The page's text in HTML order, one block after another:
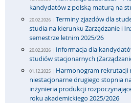
kandydatów z polską maturą na
20.02.2026 | Terminy zjazdów dla
studia na kierunku Zarządzanie i
semestrze letnim 2025/26
20.02.2026 | Informacja dla
studiów stacjonarnych
01.12.2025 | Harmonogram rekrutacji
niestacjonarne drugiego stopnia
inżynieria produkcji
roku akademickiego 2025/2026